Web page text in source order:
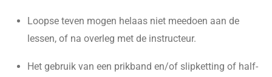
Loopse teven mogen helaas niet meedoen aan de
lessen, of na overleg met de instructeur.
Het gebruik van een prikband en/of slipketting of half-